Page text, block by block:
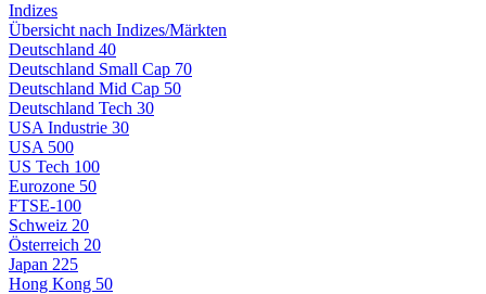
Indizes
Übersicht nach Indizes/Märkten
Deutschland 40
Deutschland Small Cap 70
Deutschland Mid Cap 50
Deutschland Tech 30
USA Industrie 30
USA 500
US Tech 100
Eurozone 50
FTSE-100
Schweiz 20
Österreich 20
Japan 225
Hong Kong 50